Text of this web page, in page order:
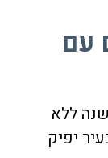
עם
ללא
יפיק